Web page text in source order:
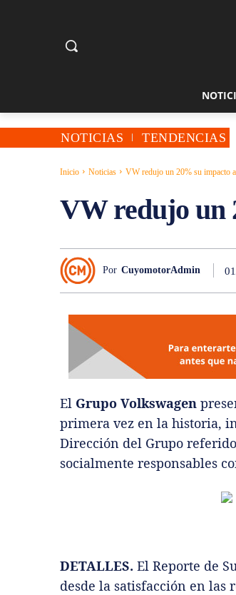
NOTICIAS TENDENCIAS
Inicio Noticias VW redujo un 20% su impacto
VW redujo un
Por CuyomotorAdmin
El Grupo Volkswagen
primera vez en la historia,
Dirección del Grupo
socialmente responsables
DETALLES. El Reporte de
desde la satisfacción en las